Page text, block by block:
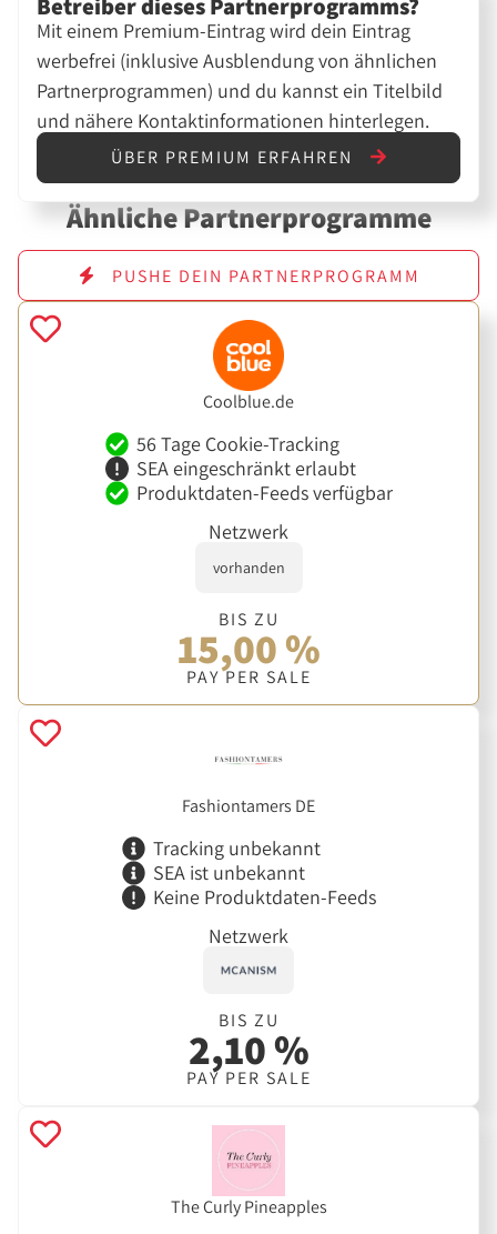
Mit einem Premium-Eintrag wird dein Eintrag
werbefrei (inklusive Ausblendung von ähnlichen
Partnerprogrammen) und du kannst ein Titelbild
und nähere Kontaktinformationen hinterlegen.
ÜBER PREMIUM ERFAHREN
Ähnliche Partnerprogramme
PUSHE DEIN PARTNERPROGRAMM
Coolblue.de
56 Tage Cookie-Tracking
SEA eingeschränkt erlaubt
Produktdaten-Feeds verfügbar
Netzwerk
vorhanden
BIS ZU
15,00 %
PAY PER SALE
Fashiontamers DE
Tracking unbekannt
SEA ist unbekannt
Keine Produktdaten-Feeds
Netzwerk
BIS ZU
2,10 %
PAY PER SALE
The Curly Pineapples